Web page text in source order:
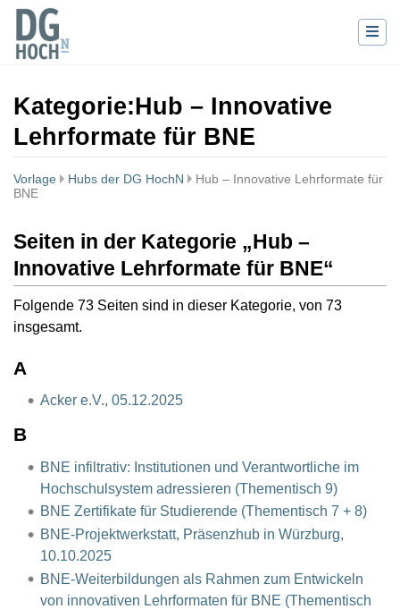
Kategorie:Hub – Innovative
Lehrformate für BNE
Vorlage Hubs der DG HochN
Hub – Innovative Lehrformate für
BNE
Seiten in der Kategorie „Hub –
Innovative Lehrformate für BNE“
Folgende 73 Seiten sind in dieser Kategorie, von 73
insgesamt.
A
Acker e.V., 05.12.2025
B
BNE infiltrativ: Institutionen und Verantwortliche im
Hochschulsystem adressieren (Thementisch 9)
BNE Zertifikate für Studierende (Thementisch 7 + 8)
BNE-Projektwerkstatt, Präsenzhub in Würzburg,
10.10.2025
BNE-Weiterbildungen als Rahmen zum Entwickeln
von innovativen Lehrformaten für BNE (Thementisch